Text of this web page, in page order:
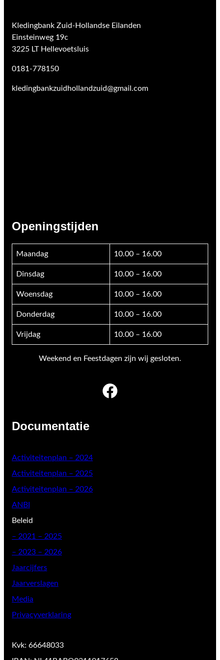
Kledingbank Zuid-Hollandse Eilanden
Einsteinweg 19c
3225 LT Hellevoetsluis
0181-778150
kledingbankzuidhollandzuid@gmail.com
Openingstijden
Maandag 10.00 – 16.00
Dinsdag 10.00 – 16.00
Woensdag 10.00 – 16.00
Donderdag 10.00 – 16.00
Vrijdag 10.00 – 16.00
Weekend en Feestdagen zijn wij gesloten.
Facebook
Documentatie
Activiteitenplan – 2024
Activiteitenplan – 2025
Activiteitenplan – 2026
ANBI
Beleid
– 2021 – 2025
– 2023 – 2026
Jaarcijfers
Jaarverslagen
Media
Privacyverklaring
Kvk: 66648033